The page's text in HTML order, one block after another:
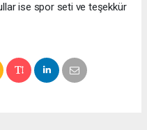
ise spor seti ve teşekkür